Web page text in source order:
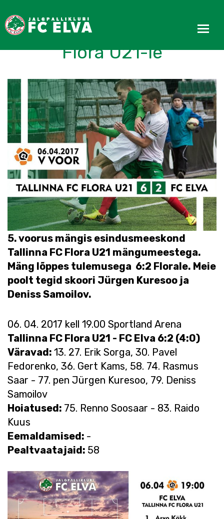
Esindusele kindel kaotus
Flora U21-le
5. voorus mängis esindusmeeskond
Tallinna FC Flora U21 mängumeestega.
Mäng lõppes tulemusega 6:2 Florale. Meie
poolt tegid skoori Jürgen Kuresoo ja
Deniss Samoilov.
06. 04. 2017 kell 19.00 Sportland Arena
Tallinna FC Flora U21 - FC Elva 6:2 (4:0)
Väravad: 13. 27. Erik Sorga, 30. Pavel
Fedorenko, 36. Gert Kams, 58. 74. Rasmus
Saar - 77. pen Jürgen Kuresoo, 79. Deniss
Samoilov
Hoiatused: 75. Renno Soosaar - 83. Raido
Kuus
Eemaldamised: -
Pealtvaatajaid: 58